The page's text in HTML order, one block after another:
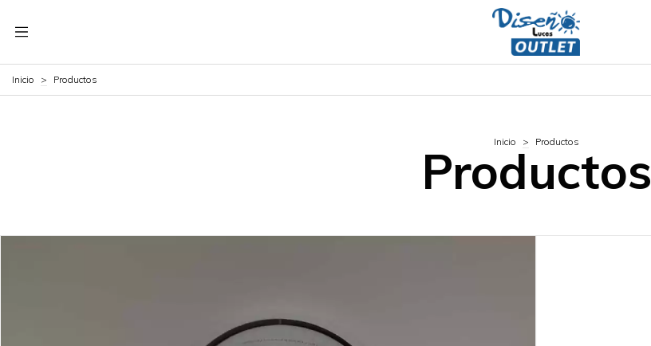
Inicio > Productos
Inicio > Productos
Productos